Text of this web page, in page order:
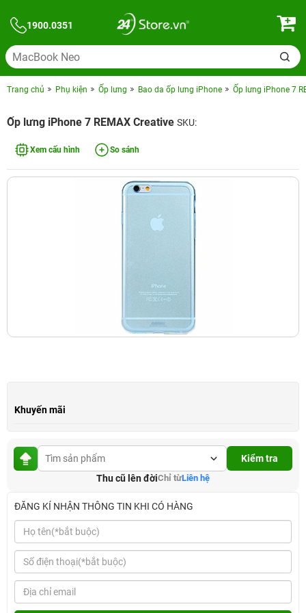
1900.0351
Trang chủ Phụ kiện Ốp lưng Bao da ốp lưng iPhone Ốp lưng iPhone 7
Ốp lưng iPhone 7 REMAX Creative SKU:
Xem cấu hình So sánh
Khuyến mãi
Kiểm tra
Thu cũ lên đờiChỉ từLiên hệ
ĐĂNG KÍ NHẬN THÔNG TIN KHI CÓ HÀNG